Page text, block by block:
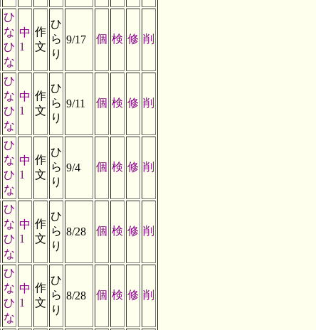
ひ
な
ひ
な
中
1
作
文
ひ
ら
り
9/17 個 検 修 削
ひ
な
ひ
な
中
1
作
文
ひ
ら
り
9/11 個 検 修 削
ひ
な
ひ
な
中
1
作
文
ひ
ら
り
9/4 個 検 修 削
ひ
な
ひ
な
中
1
作
文
ひ
ら
り
8/28 個 検 修 削
ひ
な
ひ
な
中
1
作
文
ひ
ら
り
8/28 個 検 修 削